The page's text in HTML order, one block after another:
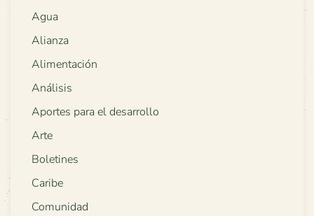
Agua
Alianza
Alimentación
Análisis
Aportes para el desarrollo
Arte
Boletines
Caribe
Comunidad